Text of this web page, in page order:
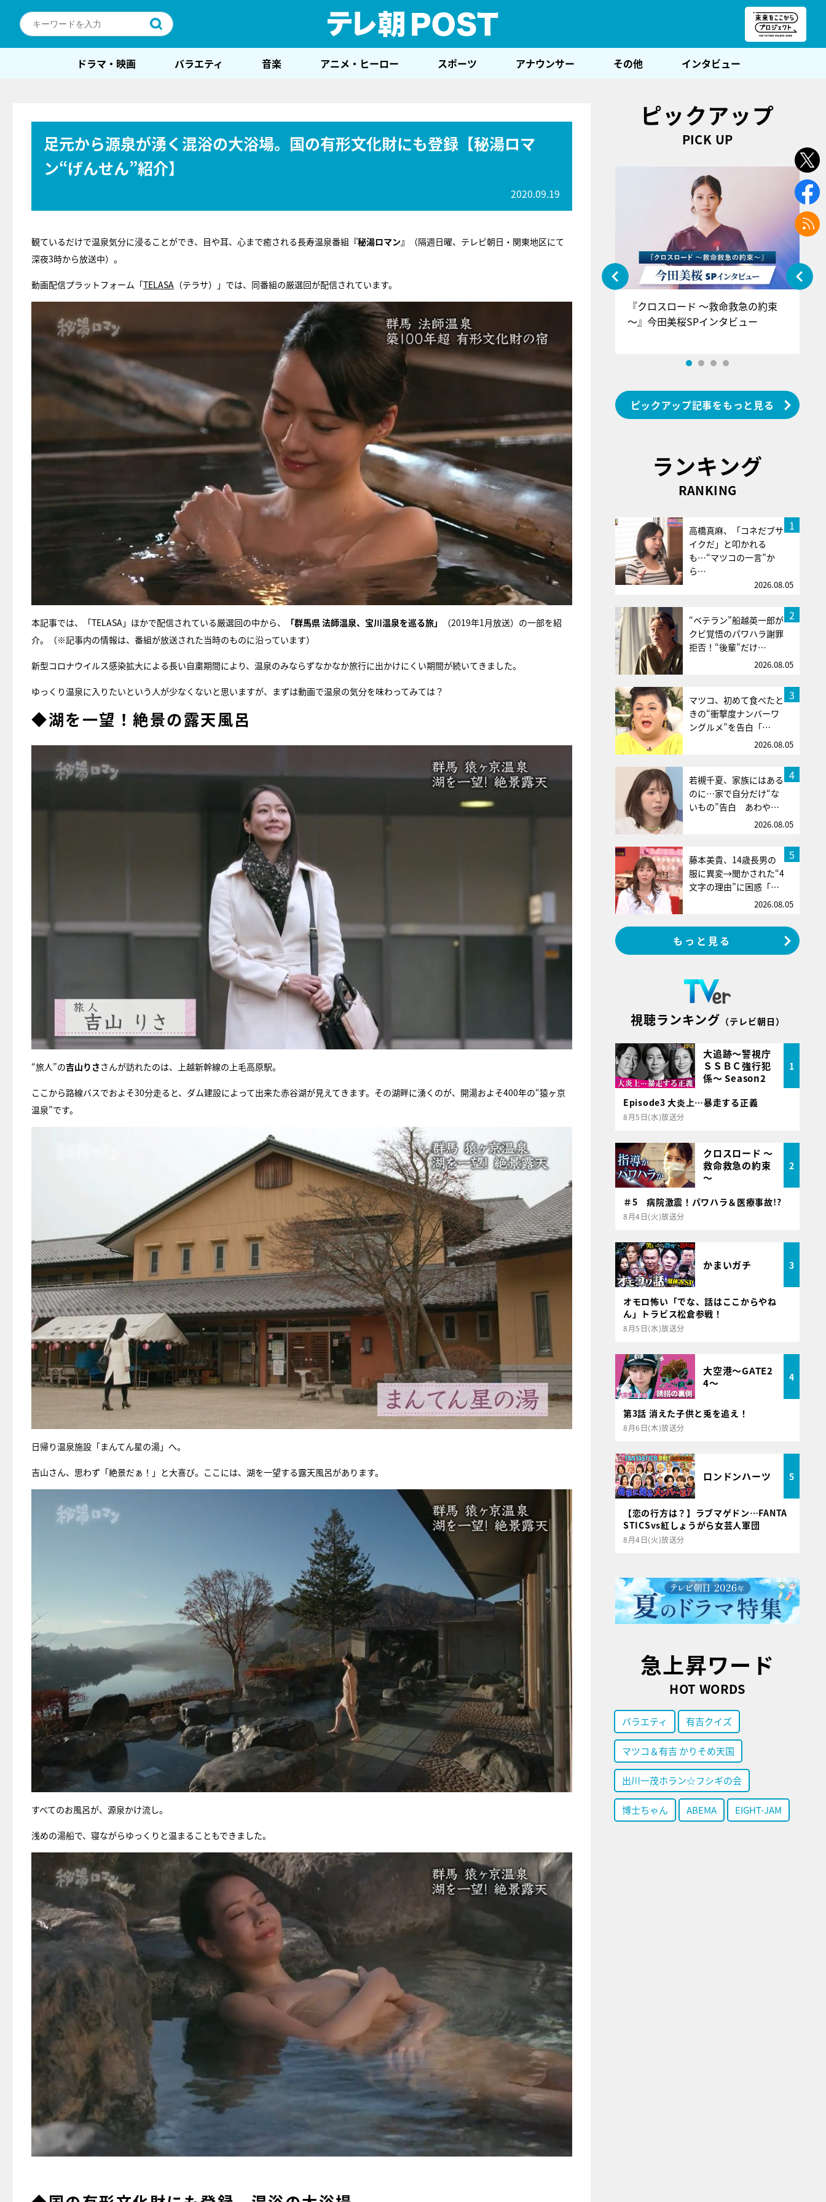
ドラマ・映画 バラエティ 音楽 アニメ・ヒーロー スポーツ アナウンサー その他 インタビュー
足元から源泉が湧く混浴の大浴場。国の有形文化財にも登録【秘湯ロマ
ン“げんせん”紹介】
2020.09.19
観ているだけで温泉気分に浸ることができ、目や耳、心まで癒される長寿温泉番組 『秘湯ロマン』
（隔週日曜、テレビ朝日・関東地区にて
深夜3時から放送中）。
動画配信プラットフォーム「TELASA （テラサ）」では、同番組の厳選回が配信されています。
本記事では、「TELASA」ほかで配信されている厳選回の中から、 「群馬県 法師温泉、宝川温泉を巡る旅」
（2019年1月放送）の一部を紹
介。（※記事内の情報は、番組が放送された当時のものに沿っています）
新型コロナウイルス感染拡大による長い自粛期間により、温泉のみならずなかなか旅行に出かけにくい期間が続いてきました。
ゆっくり温泉に入りたいという人が少なくないと思いますが、まずは動画で温泉の気分を味わってみては？
◆湖を一望！絶景の露天風呂
“旅人”の吉山りささんが訪れたのは、上越新幹線の上毛高原駅。
ここから路線バスでおよそ30分走ると、ダム建設によって出来た赤谷湖が見えてきます。その湖畔に湧くのが、開湯およそ400年の“猿ヶ京
温泉”です。
日帰り温泉施設「まんてん星の湯」へ。
吉山さん、思わず「絶景だぁ！」と大喜び。ここには、湖を一望する露天風呂があります。
すべてのお風呂が、源泉かけ流し。
浅めの湯船で、寝ながらゆっくりと温まることもできました。
ピックアップ
PICK UP
『アイ＝ラブ！げーみんぐ』＝LOV
E齋藤樹愛羅＆佐々木舞香SPインタ
ビュー
『クロスロード ～救命救急の約束
～』今田美桜SPインタビュー
ピックアップ記事をもっと見る
ランキング
RANKING
1
高橋真麻、「コネだブサ
イクだ」と叩かれる
も…“マツコの一言”か
ら…
2026.08.05
2
“ベテラン”船越英一郎が
クビ覚悟のパワハラ謝罪
拒否！“後輩”だけ…
2026.08.05
3
マツコ、初めて食べたと
きの“衝撃度ナンバーワ
ングルメ”を告白「…
2026.08.05
4
若槻千夏、家族にはある
のに…家で自分だけ“な
いもの”告白 あわや…
2026.08.05
5
藤本美貴、14歳長男の
服に異変→聞かされた“4
文字の理由”に困惑「…
2026.08.05
もっと見る
視聴ランキング （テレビ朝日）
大追跡～警視庁
ＳＳＢＣ強行犯
係～ Season2
1
Episode3 大炎上…暴走する正義
8月5日(水)放送分
クロスロード ～
救命救急の約束
～
2
＃5 病院激震！パワハラ＆医療事故!?
8月4日(火)放送分
かまいガチ 3
オモロ怖い「でな、話はここからやね
ん」トラビス松倉参戦！
8月5日(水)放送分
大空港～GATE2
4～
4
第3話 消えた子供と兎を追え！
8月6日(木)放送分
ロンドンハーツ 5
【恋の行方は？】ラブマゲドン…FANTA
STICSvs紅しょうがら女芸人軍団
8月4日(火)放送分
急上昇ワード
HOT WORDS
バラエティ 有吉クイズ
マツコ＆有吉 かりそめ天国
出川一茂ホラン☆フシギの会
博士ちゃん ABEMA EIGHT-JAM